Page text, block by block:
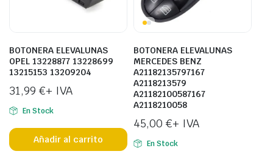
BOTONERA ELEVALUNAS
OPEL 13228877 13228699
13215153 13209204
31,99 €+ IVA
En Stock
Añadir al carrito
BOTONERA ELEVALUNAS
MERCEDES BENZ
A21182135797167
A2118213579
A21182100587167
A2118210058
45,00 €+ IVA
En Stock